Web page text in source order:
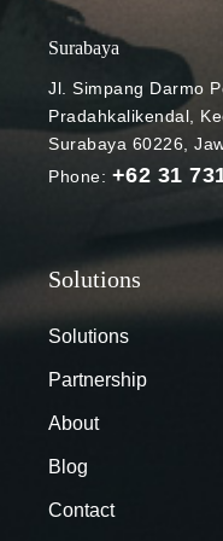
cloud dan
multi-cloud
seperti ini,
menyederhan
akan model
jaringan
menjadi
sangat
Setiap
cloud utama
yang berbeda
Surabaya
Jl. Simpang Darmo
Pradahkalikendal,
Surabaya 60226,
Phone: +62 31
Solutions
Partnership
About
Blog
Contact